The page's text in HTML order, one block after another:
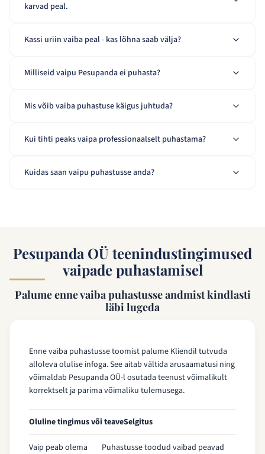
karvad peal.
Kassi uriin vaiba peal - kas lõhna saab välja?
Milliseid vaipu Pesupanda ei puhasta?
Mis võib vaiba puhastuse käigus juhtuda?
Kui tihti peaks vaipa professionaalselt puhastama?
Kuidas saan vaipu puhastusse anda?
Pesupanda OÜ teenindustingimused
vaipade puhastamisel
Palume enne vaiba puhastusse andmist kindlasti
läbi lugeda
Enne vaiba puhastusse toomist palume Kliendil tutvuda
alloleva olulise infoga. See aitab vältida arusaamatusi ning
võimaldab Pesupanda OÜ-l osutada teenust võimalikult
korrektselt ja parima võimaliku tulemusega.
Oluline tingimus või teaveSelgitus
Vaip peab olema
Puhastusse toodud vaibad peavad